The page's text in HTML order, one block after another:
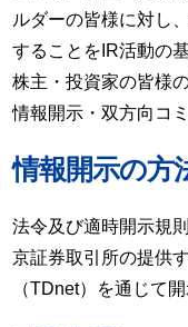
ルダーの皆様に対し
することをIR活動の
株主・投資家の皆様
情報開示・双方向コ
情報開示の方
法令及び適時開示規
京証券取引所の提供
（TDnet）を通じて